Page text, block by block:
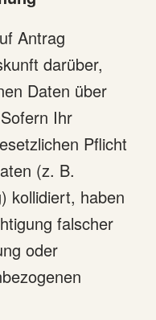
Antrag
darüber,
Daten über
Ihr
Pflicht
(z. B.
kollidiert, haben
falscher
oder